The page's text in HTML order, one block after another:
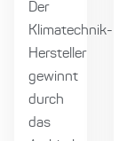
Der
Klimatechnik-
Hersteller
gewinnt
durch
das